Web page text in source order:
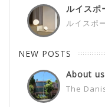
ルイスポ
ルイスポ
NEW POSTS
About us
The